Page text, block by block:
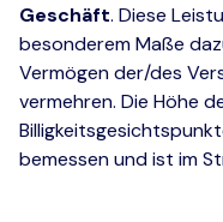
Geschäft. Diese
besonderem Maße
Vermögen der/des
vermehren. Die Höhe
bemessen und ist im